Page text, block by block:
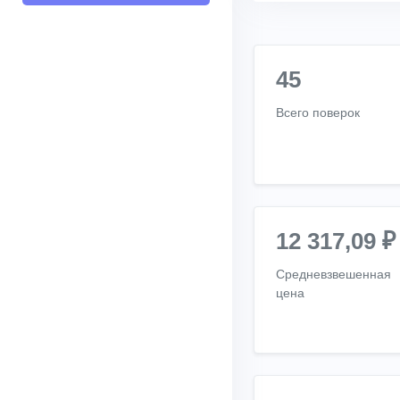
45
Всего поверок
12 317,09 ₽
Средневзвешенная
цена